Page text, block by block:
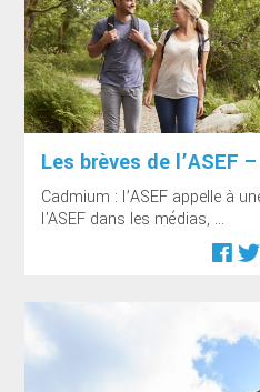
Les brèves de l’ASEF
Cadmium : l’ASEF appelle à
l'ASEF dans les médias, ...